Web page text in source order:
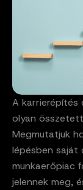
A karrierépítés
olyan
Megmutatjuk
lépésben saját
munkaerőpiac
jelennek meg,